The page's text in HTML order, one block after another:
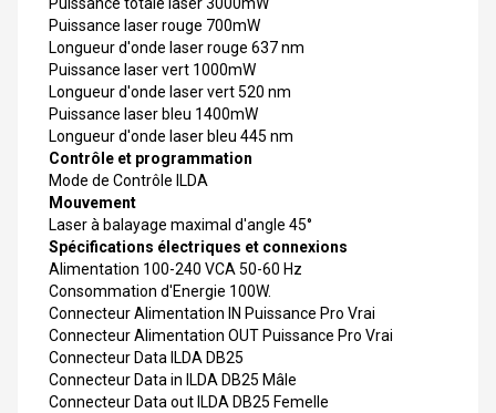
Puissance totale laser 3000mW
Puissance laser rouge 700mW
Longueur d'onde laser rouge 637 nm
Puissance laser vert 1000mW
Longueur d'onde laser vert 520 nm
Puissance laser bleu 1400mW
Longueur d'onde laser bleu 445 nm
Contrôle et programmation
Mode de Contrôle ILDA
Mouvement
Laser à balayage maximal d'angle 45°
Spécifications électriques et connexions
Alimentation 100-240 VCA 50-60 Hz
Consommation d'Energie 100W.
Connecteur Alimentation IN Puissance Pro Vrai
Connecteur Alimentation OUT Puissance Pro Vrai
Connecteur Data ILDA DB25
Connecteur Data in ILDA DB25 Mâle
Connecteur Data out ILDA DB25 Femelle